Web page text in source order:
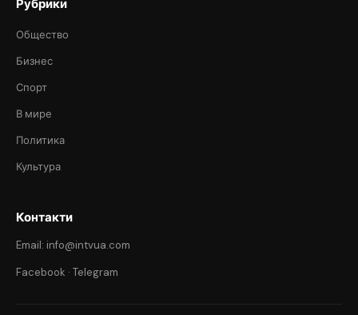
Рубрики
Общество
Бизнес
Спорт
В мире
Политика
Культура
Контакти
Email: info@intvua.com
Facebook · Telegram